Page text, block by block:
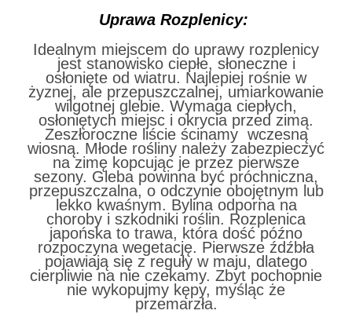
Uprawa Rozplenicy:
Idealnym miejscem do uprawy rozplenicy
jest stanowisko ciepłe, słoneczne i
osłonięte od wiatru. Najlepiej rośnie w
żyznej, ale przepuszczalnej, umiarkowanie
wilgotnej glebie. Wymaga ciepłych,
osłoniętych miejsc i okrycia przed zimą.
Zeszłoroczne liście ścinamy wczesną
wiosną. Młode rośliny należy zabezpieczyć
na zimę kopcując je przez pierwsze
sezony. Gleba powinna być próchniczna,
przepuszczalna, o odczynie obojętnym lub
lekko kwaśnym. Bylina odporna na
choroby i szkodniki roślin. Rozplenica
japońska to trawa, która dość późno
rozpoczyna wegetację. Pierwsze źdźbła
pojawiają się z reguły w maju, dlatego
cierpliwie na nie czekamy. Zbyt pochopnie
nie wykopujmy kępy, myśląc że
przemarzła.